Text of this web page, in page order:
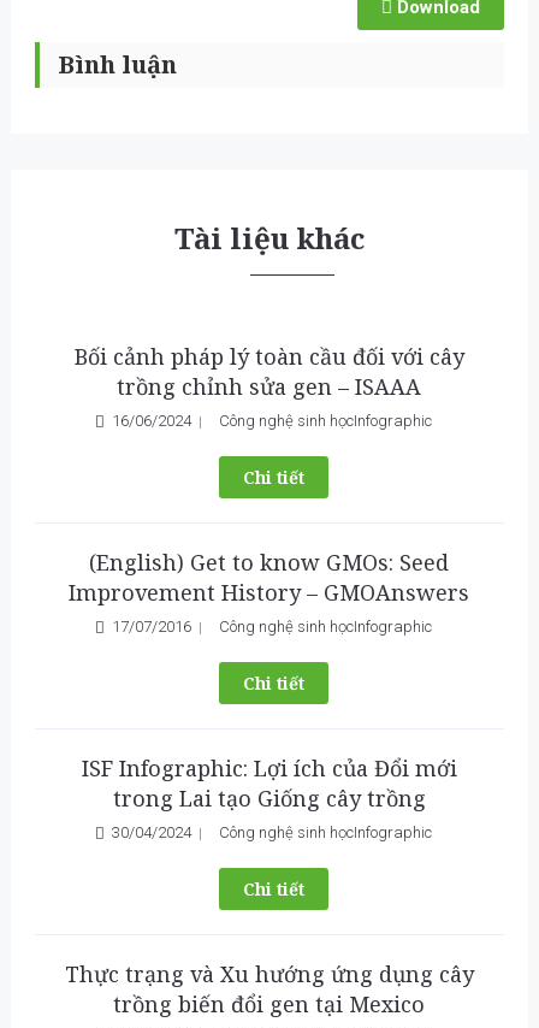
Download
Bình luận
Tài liệu khác
Bối cảnh pháp lý toàn cầu đối với cây
trồng chỉnh sửa gen – ISAAA
16/06/2024 Công nghệ sinh họcInfographic
Chi tiết
(English) Get to know GMOs: Seed
Improvement History – GMOAnswers
17/07/2016 Công nghệ sinh họcInfographic
Chi tiết
ISF Infographic: Lợi ích của Đổi mới
trong Lai tạo Giống cây trồng
30/04/2024 Công nghệ sinh họcInfographic
Chi tiết
Thực trạng và Xu hướng ứng dụng cây
trồng biến đổi gen tại Mexico